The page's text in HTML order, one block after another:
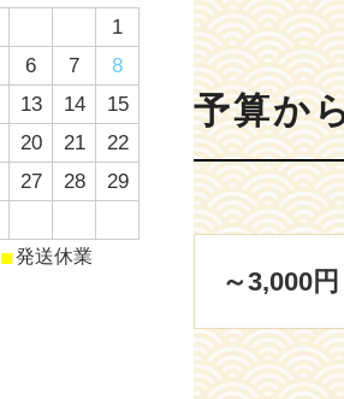
予算か
～3,000円
1
6 7
8
13 14
15
20 21
22
27 28
29
■発送休業